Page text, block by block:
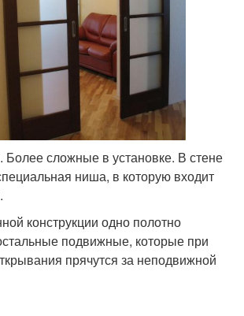
Более сложные в установке. В стене
ниша, в которую входит
конструкции одно полотно
подвижные, которые при
прячутся за неподвижной